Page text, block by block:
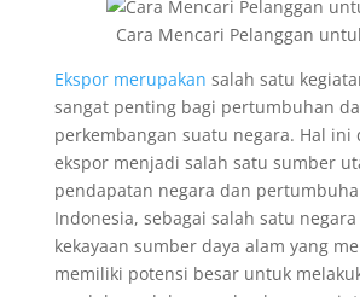
Cara Mencari Pelanggan
Ekspor merupakan salah satu
sangat penting bagi pertumbuhan
perkembangan suatu negara. Hal ini
ekspor menjadi salah satu sumber
pendapatan negara dan
Indonesia, sebagai salah satu
kekayaan sumber daya alam yang
memiliki potensi besar untuk